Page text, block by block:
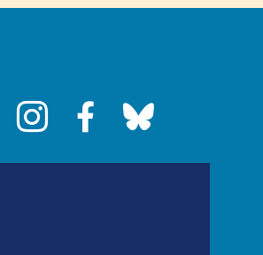
InstagramFacebook